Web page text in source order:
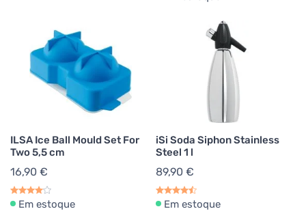
ILSA Ice Ball Mould Set For
Two 5,5 cm
16,90 €
Em estoque
iSi Soda Siphon Stainless
Steel 1 l
89,90 €
Em estoque